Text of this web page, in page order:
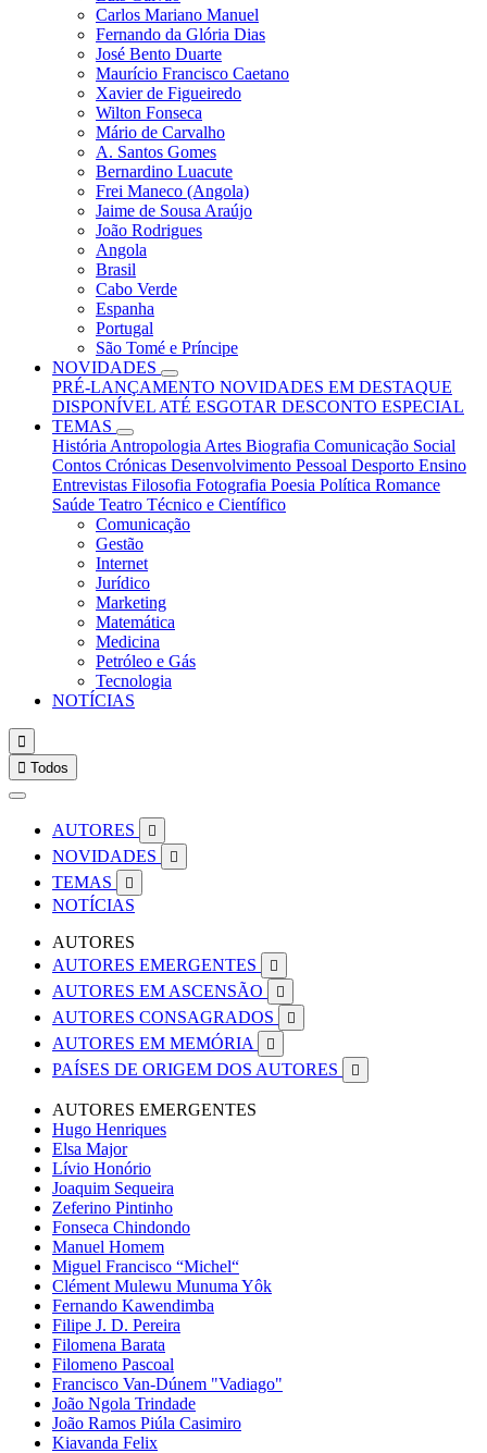
Carlos Mariano Manuel
Fernando da Glória Dias
José Bento Duarte
Maurício Francisco Caetano
Xavier de Figueiredo
Wilton Fonseca
Mário de Carvalho
A. Santos Gomes
Bernardino Luacute
Frei Maneco (Angola)
Jaime de Sousa Araújo
João Rodrigues
Angola
Brasil
Cabo Verde
Espanha
Portugal
São Tomé e Príncipe
NOVIDADES
PRÉ-LANÇAMENTO NOVIDADES EM DESTAQUE
DISPONÍVEL ATÉ ESGOTAR DESCONTO ESPECIAL
TEMAS
História Antropologia Artes Biografia Comunicação Social
Contos Crónicas Desenvolvimento Pessoal Desporto Ensino
Entrevistas Filosofia Fotografia Poesia Política Romance
Saúde Teatro Técnico e Científico
Comunicação
Gestão
Internet
Jurídico
Marketing
Matemática
Medicina
Petróleo e Gás
Tecnologia
NOTÍCIAS

 Todos
AUTORES 
NOVIDADES 
TEMAS 
NOTÍCIAS
AUTORES
AUTORES EMERGENTES

AUTORES EM ASCENSÃO 
AUTORES CONSAGRADOS 
AUTORES EM MEMÓRIA 
PAÍSES DE ORIGEM DOS AUTORES 
AUTORES EMERGENTES
Hugo Henriques
Elsa Major
Lívio Honório
Joaquim Sequeira
Zeferino Pintinho
Fonseca Chindondo
Manuel Homem
Miguel Francisco “Michel“
Clément Mulewu Munuma Yôk
Fernando Kawendimba
Filipe J. D. Pereira
Filomena Barata
Filomeno Pascoal
Francisco Van-Dúnem "Vadiago"
João Ngola Trindade
João Ramos Piúla Casimiro
Kiavanda Felix